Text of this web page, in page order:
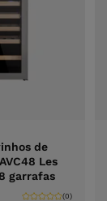
de
Les
garrafas
(0)